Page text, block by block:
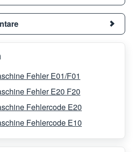
Fehler E01/F01
Fehler E20 F20
Fehlercode E20
Fehlercode E10